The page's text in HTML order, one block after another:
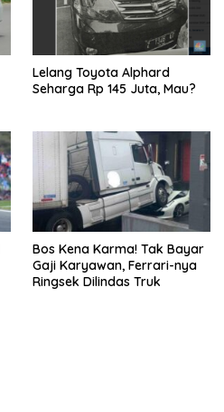
Lelang Toyota Alphard
Seharga Rp 145 Juta, Mau?
Bos Kena Karma! Tak Bayar
Gaji Karyawan, Ferrari-nya
Ringsek Dilindas Truk